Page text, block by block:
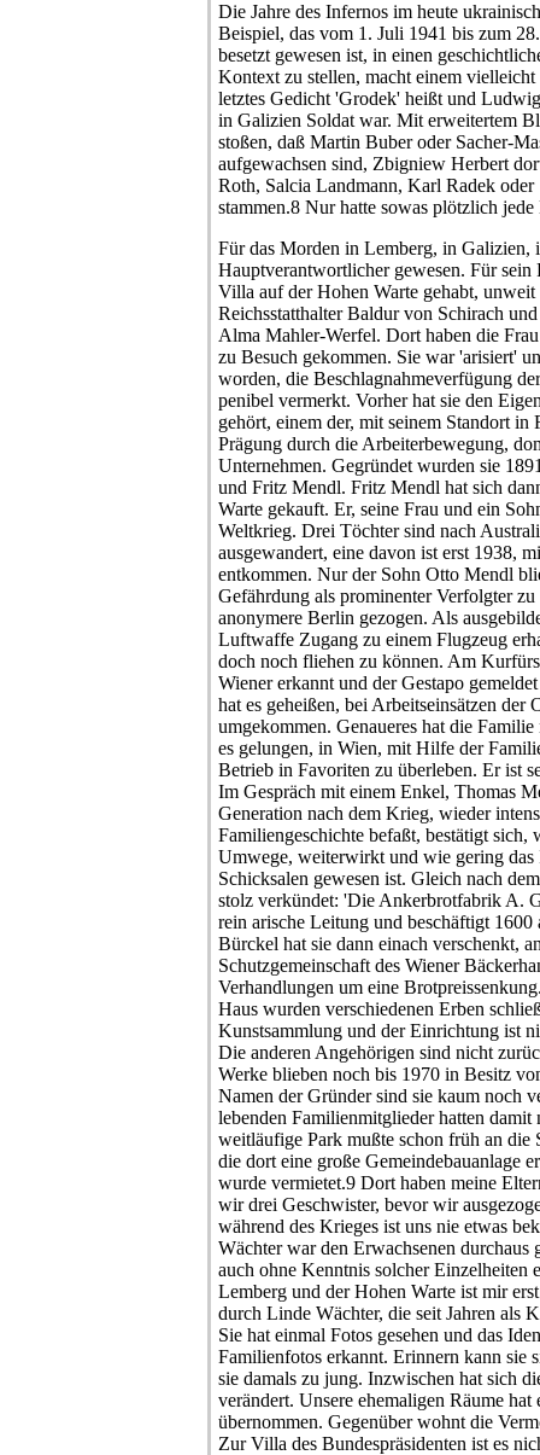
Die Jahre des Infernos im heute
Beispiel, das vom 1. Juli 1941 bis zum
besetzt gewesen ist, in einen
Kontext zu stellen, macht einem
letztes Gedicht 'Grodek' heißt und
in Galizien Soldat war. Mit erweitertem
stoßen, daß Martin Buber oder Sacher-
aufgewachsen sind, Zbigniew Herbert
Roth, Salcia Landmann, Karl Radek
stammen.8 Nur hatte sowas plötzlich
Für das Morden in Lemberg, in Galizien,
Hauptverantwortlicher gewesen. Für sein
Villa auf der Hohen Warte gehabt,
Reichsstatthalter Baldur von Schirach
Alma Mahler-Werfel. Dort haben die
zu Besuch gekommen. Sie war 'arisiert'
worden, die Beschlagnahmeverfügung
penibel vermerkt. Vorher hat sie den
gehört, einem der, mit seinem Standort in
Prägung durch die Arbeiterbewegung,
Unternehmen. Gegründet wurden sie
und Fritz Mendl. Fritz Mendl hat sich
Warte gekauft. Er, seine Frau und ein
Weltkrieg. Drei Töchter sind nach
ausgewandert, eine davon ist erst 1938,
entkommen. Nur der Sohn Otto Mendl
Gefährdung als prominenter Verfolgter
anonymere Berlin gezogen. Als
Luftwaffe Zugang zu einem Flugzeug
doch noch fliehen zu können. Am
Wiener erkannt und der Gestapo
hat es geheißen, bei Arbeitseinsätzen der
umgekommen. Genaueres hat die
es gelungen, in Wien, mit Hilfe der
Betrieb in Favoriten zu überleben. Er ist
Im Gespräch mit einem Enkel, Thomas
Generation nach dem Krieg, wieder
Familiengeschichte befaßt, bestätigt sich,
Umwege, weiterwirkt und wie gering das
Schicksalen gewesen ist. Gleich nach
stolz verkündet: 'Die Ankerbrotfabrik A.
rein arische Leitung und beschäftigt
Bürckel hat sie dann einach verschenkt,
Schutzgemeinschaft des Wiener
Verhandlungen um eine
Haus wurden verschiedenen Erben
Kunstsammlung und der Einrichtung ist
Die anderen Angehörigen sind nicht
Werke blieben noch bis 1970 in Besitz
Namen der Gründer sind sie kaum noch
lebenden Familienmitglieder hatten damit
weitläufige Park mußte schon früh an die
die dort eine große Gemeindebauanlage
wurde vermietet.9 Dort haben meine
wir drei Geschwister, bevor wir
während des Krieges ist uns nie etwas
Wächter war den Erwachsenen
auch ohne Kenntnis solcher Einzelheiten
Lemberg und der Hohen Warte ist mir
durch Linde Wächter, die seit Jahren als
Sie hat einmal Fotos gesehen und das
Familienfotos erkannt. Erinnern kann sie
sie damals zu jung. Inzwischen hat sich
verändert. Unsere ehemaligen Räume hat
übernommen. Gegenüber wohnt die
Zur Villa des Bundespräsidenten ist es